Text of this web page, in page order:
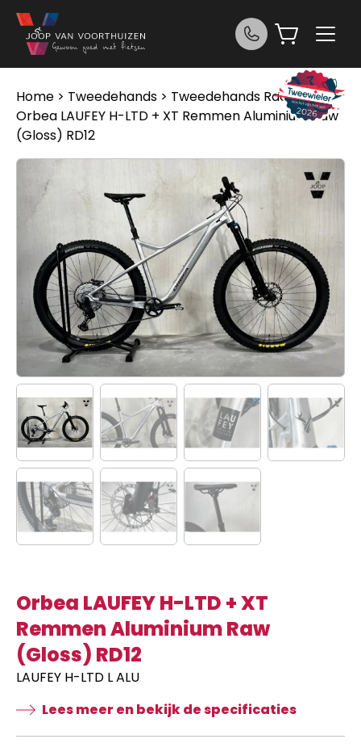
Ga naar de inhoud
Home > Tweedehands > Tweedehands Race/MTB>
Orbea LAUFEY H-LTD + XT Remmen Aluminium Raw
(Gloss) RD12
Orbea LAUFEY H-LTD + XT
Remmen Aluminium Raw
(Gloss) RD12
LAUFEY H-LTD L ALU
Lees meer en bekijk de specificaties